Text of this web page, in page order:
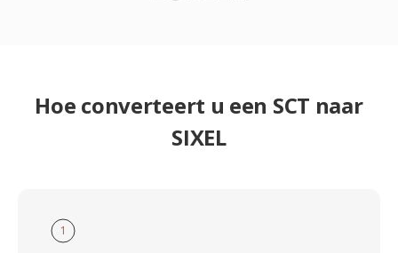
Hoe converteert u een SCT naar
SIXEL
1